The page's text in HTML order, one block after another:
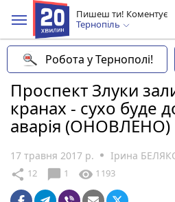
Пишеш ти! Коментує
Тернопіль
Робота у Тернополі!
Проспект Злуки
кранах - сухо буде
аварія (ОНОВЛЕНО)
17 травня 2017 р. Ірина
share 12 chat_bubble 1 visibility 1193